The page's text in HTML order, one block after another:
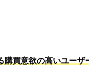
買意欲の高いユーザ